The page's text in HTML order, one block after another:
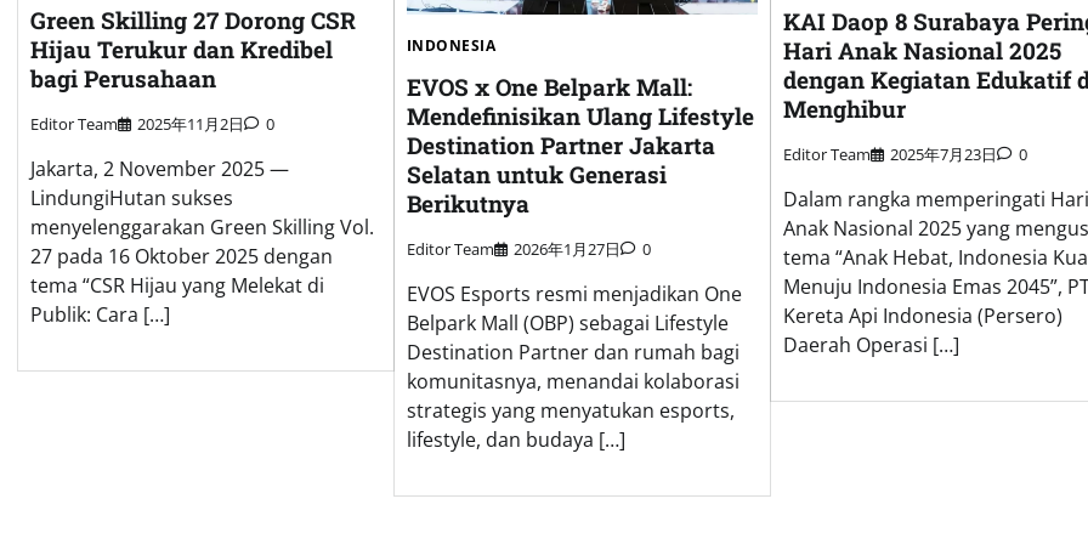
Green Skilling 27 Dorong CSR
Hijau Terukur dan Kredibel
bagi Perusahaan
Editor Team 2025年11月2日 0
Jakarta, 2 November 2025 —
LindungiHutan sukses
menyelenggarakan Green Skilling Vol.
27 pada 16 Oktober 2025 dengan
tema “CSR Hijau yang Melekat di
Publik: Cara […]
INDONESIA
EVOS x One Belpark Mall:
Mendefinisikan Ulang Lifestyle
Destination Partner Jakarta
Selatan untuk Generasi
Berikutnya
Editor Team 2026年1月27日 0
EVOS Esports resmi menjadikan One
Belpark Mall (OBP) sebagai Lifestyle
Destination Partner dan rumah bagi
komunitasnya, menandai kolaborasi
strategis yang menyatukan esports,
lifestyle, dan budaya […]
KAI Daop 8 Surabaya
Hari Anak Nasional 2025
dengan Kegiatan Edukatif
Menghibur
Editor Team 2025年7月23日 0
Dalam rangka memperingati Hari
Anak Nasional 2025 yang
tema “Anak Hebat, Indonesia
Menuju Indonesia Emas 2045”,
Kereta Api Indonesia (Persero)
Daerah Operasi […]